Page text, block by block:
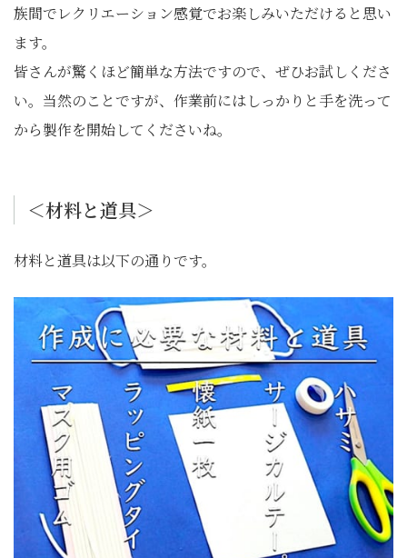
族間でレクリエーション感覚でお楽しみいただけると思い
ます。
皆さんが驚くほど簡単な方法ですので、ぜひお試しくださ
い。当然のことですが、作業前にはしっかりと手を洗って
から製作を開始してくださいね。
＜材料と道具＞
材料と道具は以下の通りです。